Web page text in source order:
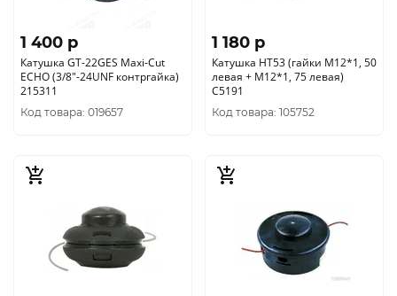
1 400 p
Катушка GT-22GES Maxi-Cut
ECHO (3/8"-24UNF контргайка)
215311
Код товара: 019657
1 180 p
Катушка HT53 (гайки М12*1, 50
левая + М12*1, 75 левая)
C5191
Код товара: 105752